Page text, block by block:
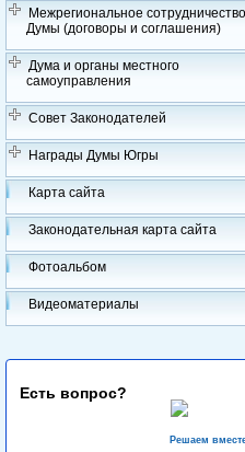
Межрегиональное сотрудничество
Думы (договоры и соглашения)
Дума и органы местного
самоуправления
Совет Законодателей
Награды Думы Югры
Карта сайта
Законодательная карта сайта
Фотоальбом
Видеоматериалы
Есть вопрос?
Решаем